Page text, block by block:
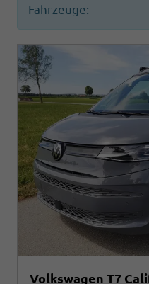
Fahrzeuge:
Volkswagen T7